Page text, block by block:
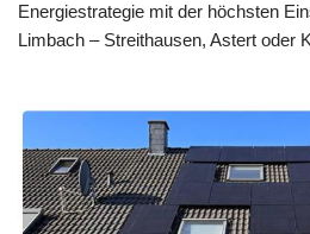
Energiestrategie mit der höchsten
Limbach – Streithausen, Astert oder